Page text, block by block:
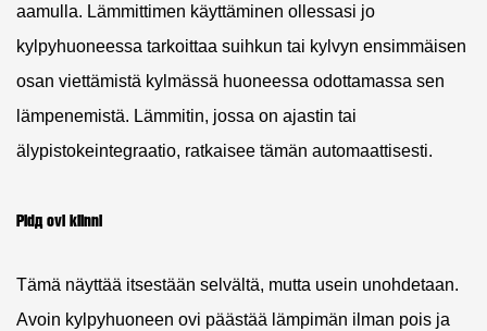
aamulla. Lämmittimen käyttäminen ollessasi jo
kylpyhuoneessa tarkoittaa suihkun tai kylvyn ensimmäisen
osan viettämistä kylmässä huoneessa odottamassa sen
lämpenemistä. Lämmitin, jossa on ajastin tai
älypistokeintegraatio, ratkaisee tämän automaattisesti.
Pidä ovi kiinni
Tämä näyttää itsestään selvältä, mutta usein unohdetaan.
Avoin kylpyhuoneen ovi päästää lämpimän ilman pois ja